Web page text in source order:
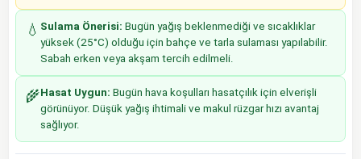
💧 Sulama Önerisi: Bugün yağış beklenmediği ve sıcaklıklar
yüksek (25°C) olduğu için bahçe ve tarla sulaması yapılabilir.
Sabah erken veya akşam tercih edilmeli.
🌾Hasat Uygun: Bugün hava koşulları hasatçılık için elverişli
görünüyor. Düşük yağış ihtimali ve makul rüzgar hızı avantaj
sağlıyor.